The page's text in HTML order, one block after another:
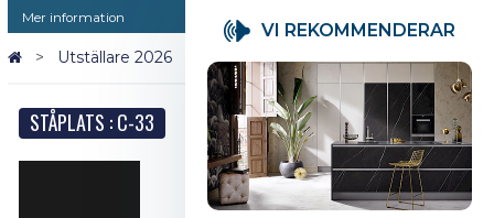
Mer information
Utställare 2026 PROSPACE OÜ
STÅPLATS : C-33
VI REKOMMENDERAR